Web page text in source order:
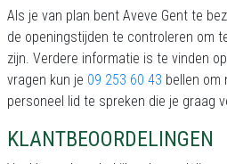
Als je van plan bent Aveve Gent te
de openingstijden te controleren om
zijn. Verdere informatie is te vinden
vragen kun je 09 253 60 43 bellen om
personeel lid te spreken die je graag
KLANTBEOORDELINGEN